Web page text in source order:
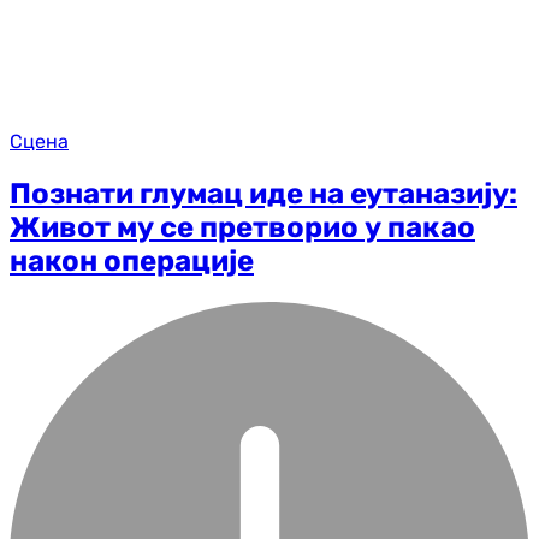
Сцена
Познати глумац иде на еутаназију:
Живот му се претворио у пакао
након операције